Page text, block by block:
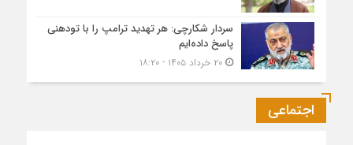
سردار شکارچی: هر تهدید ترامپ را با تودهنی
پاسخ داده‌ایم
۲۰ خرداد ۱۴۰۵ - ۱۸:۲۰
اجتماعی